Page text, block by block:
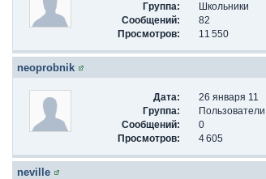
Группа:
Школьники
Сообщений:
82
Просмотров:
11 550
neoprobnik
Дата:
26 января 11
Группа:
Пользователи
Сообщений:
0
Просмотров:
4 605
neville